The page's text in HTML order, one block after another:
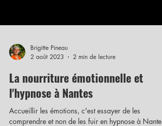
Brigitte Pineau